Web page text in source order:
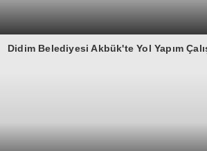
Didim Belediyesi Akbük'te Yol Yapım